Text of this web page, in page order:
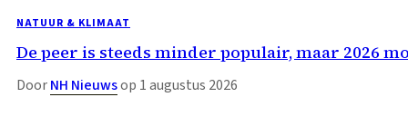
NATUUR & KLIMAAT
De peer is steeds minder populair, maar 2026
DoorNH Nieuwsop 1 augustus 2026